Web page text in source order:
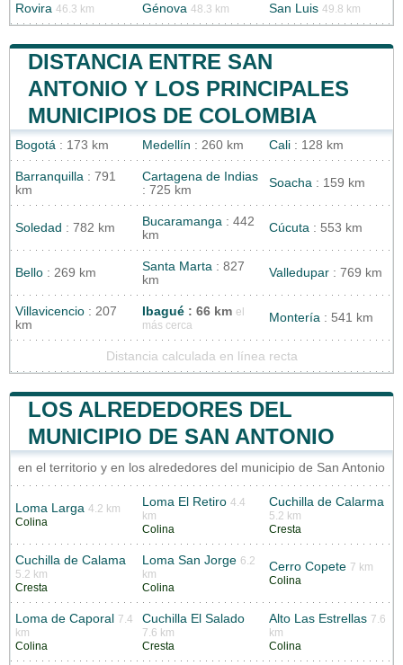
Rovira 46.3 km Génova 48.3 km San Luis 49.8 km
DISTANCIA ENTRE SAN
ANTONIO Y LOS PRINCIPALES
MUNICIPIOS DE COLOMBIA
Bogotá : 173 km Medellín : 260 km Cali : 128 km
Barranquilla : 791
km
Cartagena de Indias
: 725 km
Soacha : 159 km
Soledad : 782 km Bucaramanga : 442
km
Cúcuta : 553 km
Bello : 269 km Santa Marta : 827
km
Valledupar : 769 km
Villavicencio : 207
km
Ibagué : 66 km el
más cerca
Montería : 541 km
Distancia calculada en línea recta
LOS ALREDEDORES DEL
MUNICIPIO DE SAN ANTONIO
en el territorio y en los alrededores del municipio de San Antonio
Loma Larga 4.2 km
Colina
Loma El Retiro 4.4
km
Colina
Cuchilla de Calarma
5.2 km
Cresta
Cuchilla de Calama
5.2 km
Cresta
Loma San Jorge 6.2
km
Colina
Cerro Copete 7 km
Colina
Loma de Caporal
7.4
km
Colina
Cuchilla El Salado
7.6 km
Cresta
Alto Las Estrellas 7.6
km
Colina